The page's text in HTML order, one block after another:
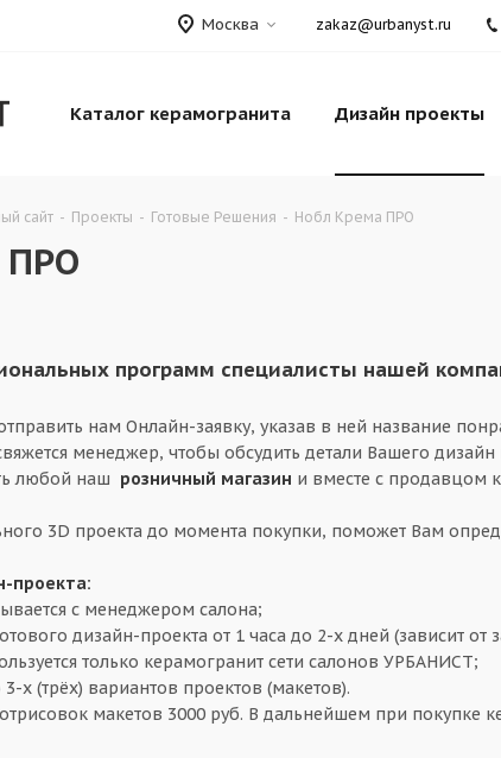
Москва zakaz@urbanyst.ru
Каталог керамогранита Дизайн проекты
сайт - Проекты - Готовые Решения - Нобл Крема ПРО
ПРО
программ специалисты нашей
нам Онлайн-заявку, указав в ней название
менеджер, чтобы обсудить детали Вашего дизайн
любой наш розничный магазин и вместе с продавцом
3D проекта до момента покупки, поможет Вам
проекта:
с менеджером салона;
дизайн-проекта от 1 часа до 2-х дней (зависит от
только керамогранит сети салонов УРБАНИСТ;
3-х (трёх) вариантов проектов (макетов).
макетов 3000 руб. В дальнейшем при покупке